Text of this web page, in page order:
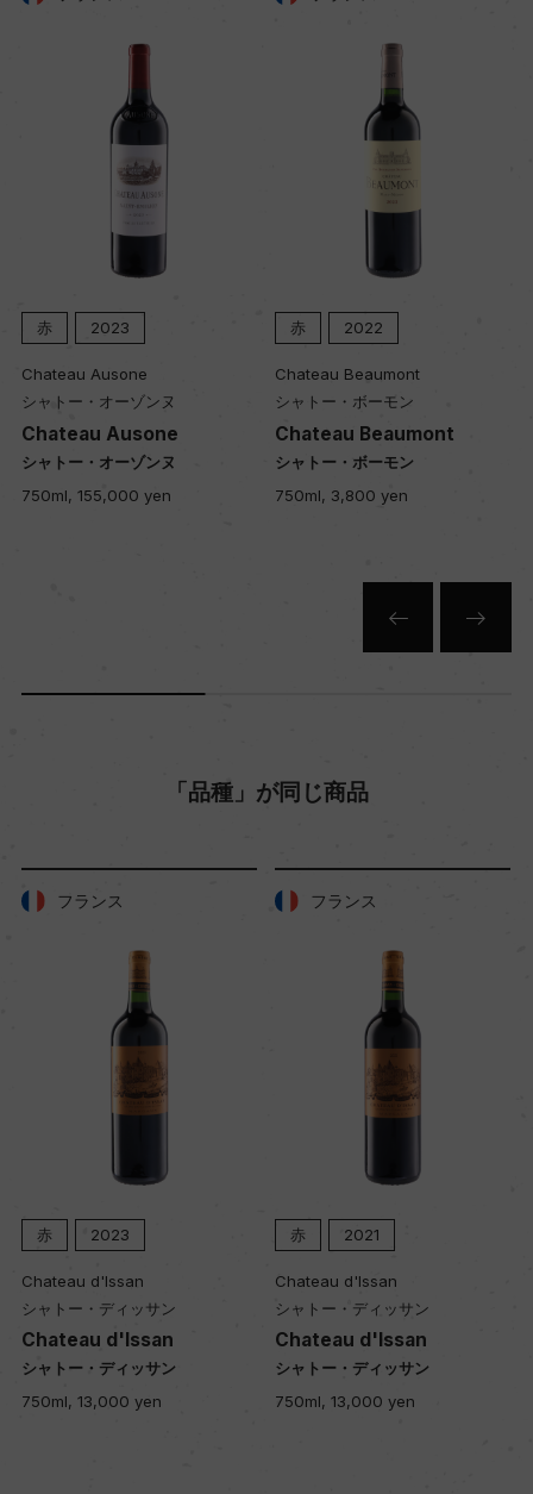
スクリューキャップ
赤 2023
Chateau Ausone
シャトー・オーゾンヌ
Chateau Ausone
シャトー・オーゾンヌ
750ml, 155,000 yen
赤 2022
Chateau Beaumont
シャトー・ボーモン
Chateau Beaumont
シャトー・ボーモン
750ml, 3,800 yen
「品種」が同じ商品
フランス
赤 2023
Chateau d'Issan
シャトー・ディッサン
Chateau d'Issan
シャトー・ディッサン
750ml, 13,000 yen
フランス
赤 2021
Chateau d'Issan
シャトー・ディッサン
Chateau d'Issan
シャトー・ディッサン
750ml, 13,000 yen